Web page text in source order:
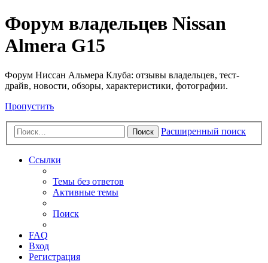
Форум владельцев Nissan
Almera G15
Форум Ниссан Альмера Клуба: отзывы владельцев, тест-
драйв, новости, обзоры, характеристики, фотографии.
Пропустить
Поиск Расширенный поиск
Ссылки
Темы без ответов
Активные темы
Поиск
FAQ
Вход
Регистрация